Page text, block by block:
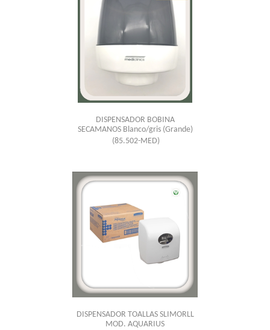
DISPENSADOR BOBINA
SECAMANOS Blanco/gris (Grande)
(85.502-MED)
DISPENSADOR TOALLAS SLIMORLL
MOD. AQUARIUS